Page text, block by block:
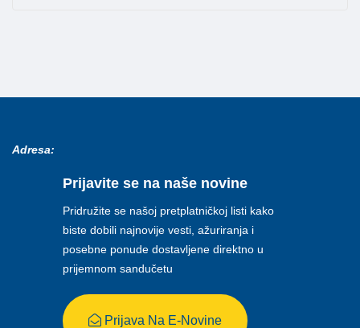
Adresa:
Prijavite se na naše novine
Pridružite se našoj pretplatničkoj listi kako
biste dobili najnovije vesti, ažuriranja i
posebne ponude dostavljene direktno u
prijemnom sandučetu
Prijava Na E-Novine